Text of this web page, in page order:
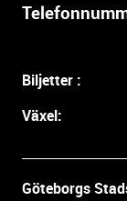
Biljetter :
Växel:
Göteborgs